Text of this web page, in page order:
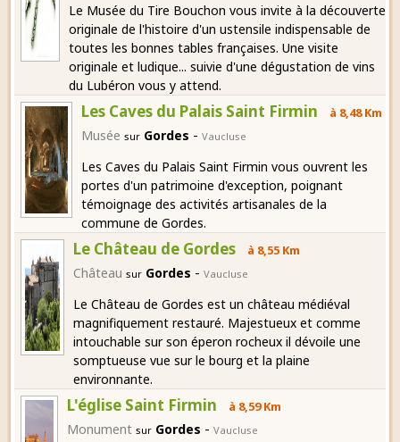
Le Musée du Tire Bouchon vous invite à la découverte
originale de l'histoire d'un ustensile indispensable de
toutes les bonnes tables françaises. Une visite
originale et ludique... suivie d'une dégustation de vins
du Lubéron vous y attend.
Les Caves du Palais Saint Firmin à 8,48 Km
Musée sur Gordes - Vaucluse
Les Caves du Palais Saint Firmin vous ouvrent les
portes d'un patrimoine d'exception, poignant
témoignage des activités artisanales de la
commune de Gordes.
Le Château de Gordes à 8,55 Km
Château sur Gordes - Vaucluse
Le Château de Gordes est un château médiéval
magnifiquement restauré. Majestueux et comme
intouchable sur son éperon rocheux il dévoile une
somptueuse vue sur le bourg et la plaine
environnante.
L'église Saint Firmin à 8,59 Km
Monument sur Gordes - Vaucluse